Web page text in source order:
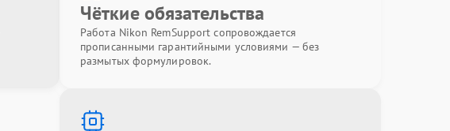
Чёткие обязательства
Работа Nikon RemSupport сопровождается
прописанными гарантийными условиями — без
размытых формулировок.